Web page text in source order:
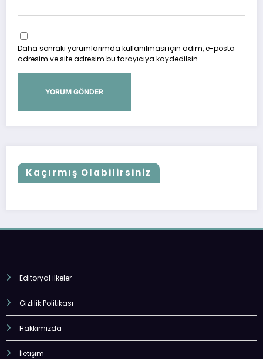
Daha sonraki yorumlarımda kullanılması için adım, e-posta
adresim ve site adresim bu tarayıcıya kaydedilsin.
Kaçırmış Olabilirsiniz
Editoryal İlkeler
Gizlilik Politikası
Hakkımızda
İletişim